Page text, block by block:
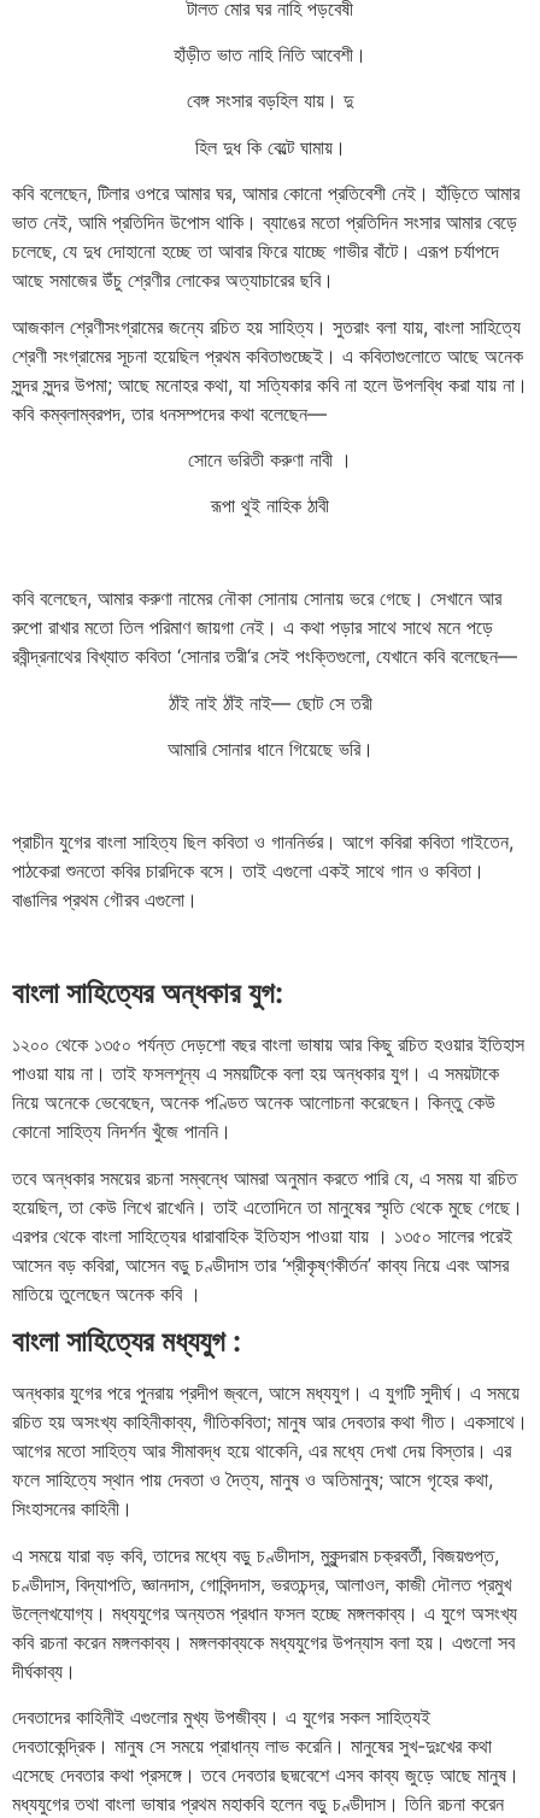
টালত মোর ঘর নাহি পড়বেষী
হাঁড়ীত ভাত নাহি নিতি আবেশী।
বেঙ্গ সংসার বড়হিল যায়। দু
হিল দুধ কি বেল্টে ঘামায়।
কবি বলেছেন, টিলার ওপরে আমার ঘর, আমার কোনো প্রতিবেশী নেই। হাঁড়িতে আমার
ভাত নেই, আমি প্রতিদিন উপোস থাকি। ব্যাঙের মতো প্রতিদিন সংসার আমার বেড়ে
চলেছে, যে দুধ দোহানো হচ্ছে তা আবার ফিরে যাচ্ছে গাভীর বাঁটে। এরূপ চর্যাপদে
আছে সমাজের উঁচু শ্রেণীর লোকের অত্যাচারের ছবি।
আজকাল শ্রেণীসংগ্রামের জন্যে রচিত হয় সাহিত্য। সুতরাং বলা যায়, বাংলা সাহিত্যে
শ্রেণী সংগ্রামের সূচনা হয়েছিল প্রথম কবিতাগুচ্ছেই। এ কবিতাগুলোতে আছে অনেক
সুন্দর সুন্দর উপমা; আছে মনোহর কথা, যা সত্যিকার কবি না হলে উপলব্ধি করা যায় না।
কবি কম্বলাম্বরপদ,তার ধনসম্পদের কথা বলেছেন—
সোনে ভরিতী করুণা নাবী ।
রূপা থুই নাহিক ঠাবী
কবি বলেছেন, আমার করুণা নামের নৌকা সোনায় সোনায় ভরে গেছে। সেখানে আর
রুপো রাখার মতো তিল পরিমাণ জায়গা নেই। এ কথা পড়ার সাথে সাথে মনে পড়ে
রবীন্দ্রনাথের বিখ্যাত কবিতা ‘সোনার তরী‘র সেই পংক্তিগুলো, যেখানে কবি বলেছেন—
ঠাঁই নাই ঠাঁই নাই— ছোট সে তরী
আমারি সোনার ধানে গিয়েছে ভরি।
প্রাচীন যুগের বাংলা সাহিত্য ছিল কবিতা ও গাননির্ভর। আগে কবিরা কবিতা গাইতেন,
পাঠকেরা শুনতো কবির চারদিকে বসে। তাই এগুলো একই সাথে গান ও কবিতা।
বাঙালির প্রথম গৌরব এগুলো।
বাংলা সাহিত্যের অন্ধকার যুগ:
১২০০ থেকে ১৩৫০ পর্যন্ত দেড়শো বছর বাংলা ভাষায় আর কিছু রচিত হওয়ার ইতিহাস
পাওয়া যায় না। তাই ফসলশূন্য এ সময়টিকে বলা হয় অন্ধকার যুগ। এ সময়টাকে
নিয়ে অনেকে ভেবেছেন, অনেক পণ্ডিত অনেক আলোচনা করেছেন। কিন্তু কেউ
কোনো সাহিত্য নিদর্শন খুঁজে পাননি।
তবে অন্ধকার সময়ের রচনা সম্বন্ধে আমরা অনুমান করতে পারি যে, এ সময় যা রচিত
হয়েছিল, তা কেউ লিখে রাখেনি। তাই এতোদিনে তা মানুষের স্মৃতি থেকে মুছে গেছে।
এরপর থেকে বাংলা সাহিত্যের ধারাবাহিক ইতিহাস পাওয়া যায় । ১৩৫০ সালের পরেই
আসেন বড় কবিরা, আসেন বড়ু চণ্ডীদাস তার ‘শ্রীকৃষ্ণকীর্তন’ কাব্য নিয়ে এবং আসর
মাতিয়ে তুলেছেন অনেক কবি ।
বাংলা সাহিত্যের মধ্যযুগ :
অন্ধকার যুগের পরে পুনরায় প্রদীপ জ্বলে, আসে মধ্যযুগ। এ যুগটি সুদীর্ঘ। এ সময়ে
রচিত হয় অসংখ্য কাহিনীকাব্য, গীতিকবিতা; মানুষ আর দেবতার কথা গীত। একসাথে।
আগের মতো সাহিত্য আর সীমাবদ্ধ হয়ে থাকেনি, এর মধ্যে দেখা দেয় বিস্তার। এর
ফলে সাহিত্যে স্থান পায় দেবতা ও দৈত্য, মানুষ ও অতিমানুষ; আসে গৃহের কথা,
সিংহাসনের কাহিনী।
এ সময়ে যারা বড় কবি, তাদের মধ্যে বড়ু চণ্ডীদাস, মুকুন্দরাম চক্রবর্তী, বিজয়গুপ্ত,
চণ্ডীদাস, বিদ্যাপতি, জ্ঞানদাস, গোবিন্দদাস, ভরতচন্দ্র, আলাওল, কাজী দৌলত প্রমুখ
উল্লেখযোগ্য। মধ্যযুগের অন্যতম প্রধান ফসল হচ্ছে মঙ্গলকাব্য। এ যুগে অসংখ্য
কবি রচনা করেন মঙ্গলকাব্য। মঙ্গলকাব্যকে মধ্যযুগের উপন্যাস বলা হয়। এগুলো সব
দীর্ঘকাব্য।
দেবতাদের কাহিনীই এগুলোর মুখ্য উপজীব্য। এ যুগের সকল সাহিত্যই
দেবতাকেন্দ্রিক। মানুষ সে সময়ে প্রাধান্য লাভ করেনি। মানুষের সুখ-দুঃখের কথা
এসেছে দেবতার কথা প্রসঙ্গে। তবে দেবতার ছদ্মবেশে এসব কাব্য জুড়ে আছে মানুষ।
মধ্যযুগের তথা বাংলা ভাষার প্রথম মহাকবি হলেন বড়ু চণ্ডীদাস। তিনি রচনা করেন